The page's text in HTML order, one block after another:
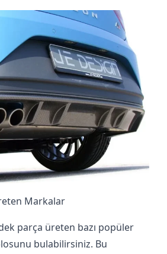
Markalar
parça üreten bazı popüler
bulabilirsiniz. Bu